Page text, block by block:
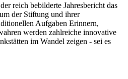
reich bebilderte Jahresbericht das
der Stiftung und ihrer
Aufgaben Erinnern,
werden zahlreiche innovative
im Wandel zeigen - sei es